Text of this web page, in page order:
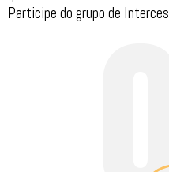
Participe do grupo de